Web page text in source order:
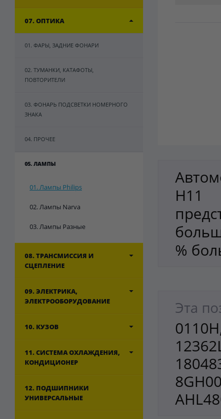
07. ОПТИКА
01. ФАРЫ, ЗАДНИЕ ФОНАРИ
02. ТУМАНКИ, КАТАФОТЫ,
ПОВТОРИТЕЛИ
03. ФОНАРЬ ПОДСВЕТКИ НОМЕРНОГО
ЗНАКА
04. ПРОЧЕЕ
05. ЛАМПЫ
01. Лампы Philips
02. Лампы Narva
03. Лампы Разные
08. ТРАНСМИССИЯ И
СЦЕПЛЕНИЕ
09. ЭЛЕКТРИКА,
ЭЛЕКТРООБОРУДОВАНИЕ
10. КУЗОВ
11. СИСТЕМА ОХЛАЖДЕНИЯ,
КОНДИЦИОНЕР
12. ПОДШИПНИКИ
УНИВЕРСАЛЬНЫЕ
H11
%
Эта